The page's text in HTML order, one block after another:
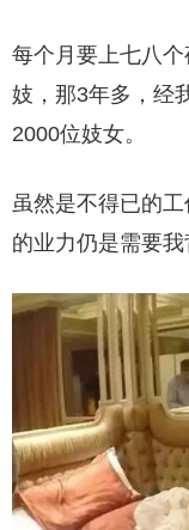
每个月要上七八
妓，那3年多，经
2000位妓女。
虽然是不得已的
的业力仍是需要我